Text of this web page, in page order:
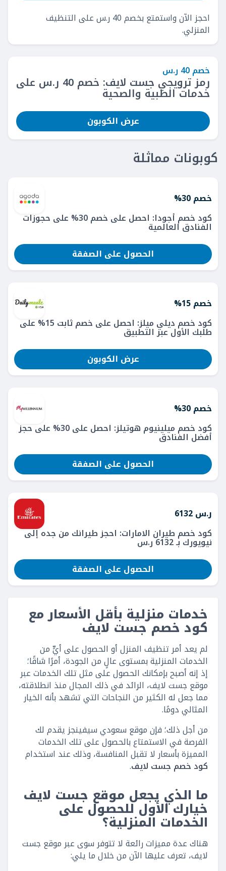
احجز الآن واستمتع بخصم 40 ر.س على التنظيف
المنزلي.
خصم 40 ر.س
رمز ترويجي جست لايف: خصم 40 ر.س على
خدمات الطبية والصحية
عرض الكوبون
كوبونات مماثلة
خصم 30%
كود خصم أجودا: احصل على خصم 30% على حجوزات
الفنادق العالمية
الحصول على الصفقة
خصم 15%
كود خصم ديلي ميلز: احصل على خصم ثابت 15% على
طلبك الأول عبر التطبيق
عرض الكوبون
خصم 30%
كود خصم ميلينيوم هوتيلز: احصل على 30% على حجز
أفضل الفنادق
الحصول على الصفقة
ر.س 6132
كود خصم طيران الامارات: احجز طيرانك من جده إلى
نيويورك بـ 6132 ر.س
الحصول على الصفقة
خدمات منزلية بأقل الأسعار مع
كود خصم جست لايف
لم يعد أمر تنظيف المنزل أو الحصول على أيٍّ من
الخدمات المنزلية بمستوى عالٍ من الجودة، أمرًا شاقًا؛
إذ إنه أصبح بإمكانك الحصول على مثل تلك الخدمات عبر
موقع جست لايف، الرائد في ذلك المجال منذ انطلاقته،
مما جعل له الكثير من النجاحات التي تشهد بأنه الخيار
المثالي دومًا.
من أجل ذلك؛ فإن موقع سعودي سيفينجز يقدم لك
الفرصة في الاستمتاع بالحصول على تلك الخدمات
المميزة بأسعار لا تقبل المنافسة، وذلك عند استخدام
كود خصم جست لايف.
ما الذي يجعل موقع جست لايف
خيارك الأول للحصول على
الخدمات المنزلية؟
هناك عدة مميزات رائعة لا تتوفر سوى عبر موقع جست
لايف، تعرف عليها الآن من خلال ما يلي: